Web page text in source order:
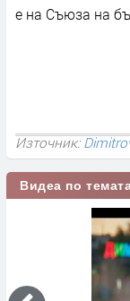
е на Съюза на
Източник:
Видеа по